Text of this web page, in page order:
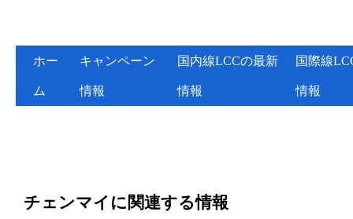
ホー
ム
キャンペーン
情報
国内線LCCの最新
情報
国際線
情報
チェンマイに関連する情報